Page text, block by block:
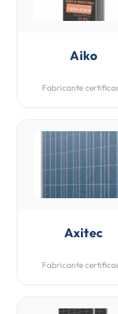
Aiko
Fabricante
Axitec
Fabricante